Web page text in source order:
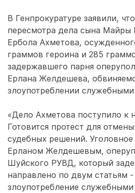
В Генпрокуратуре заявили,
пересмотра дела сына
Ербола Ахметова,
граммов героина и 285
задержавшего парня
Ерлана Желдешева,
злоупотреблении служебными
«Дело Ахметова поступило к
Готовится протест для
судебных решений. Уголовное
Ерланом Желдешевым,
Шуйского РУВД, который
направлено по двум статьям -
злоупотребление